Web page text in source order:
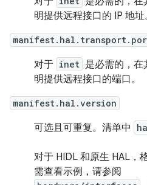
明提供远程接口的 IP 地址
对于 inet 是必需的，
明提供远程接口的端口。
manifest.hal.version
可选且可重复。清单中
对于 HIDL 和原生 HAL，
需查看示例，请参阅